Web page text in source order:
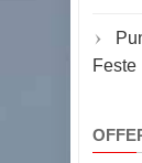
Feste